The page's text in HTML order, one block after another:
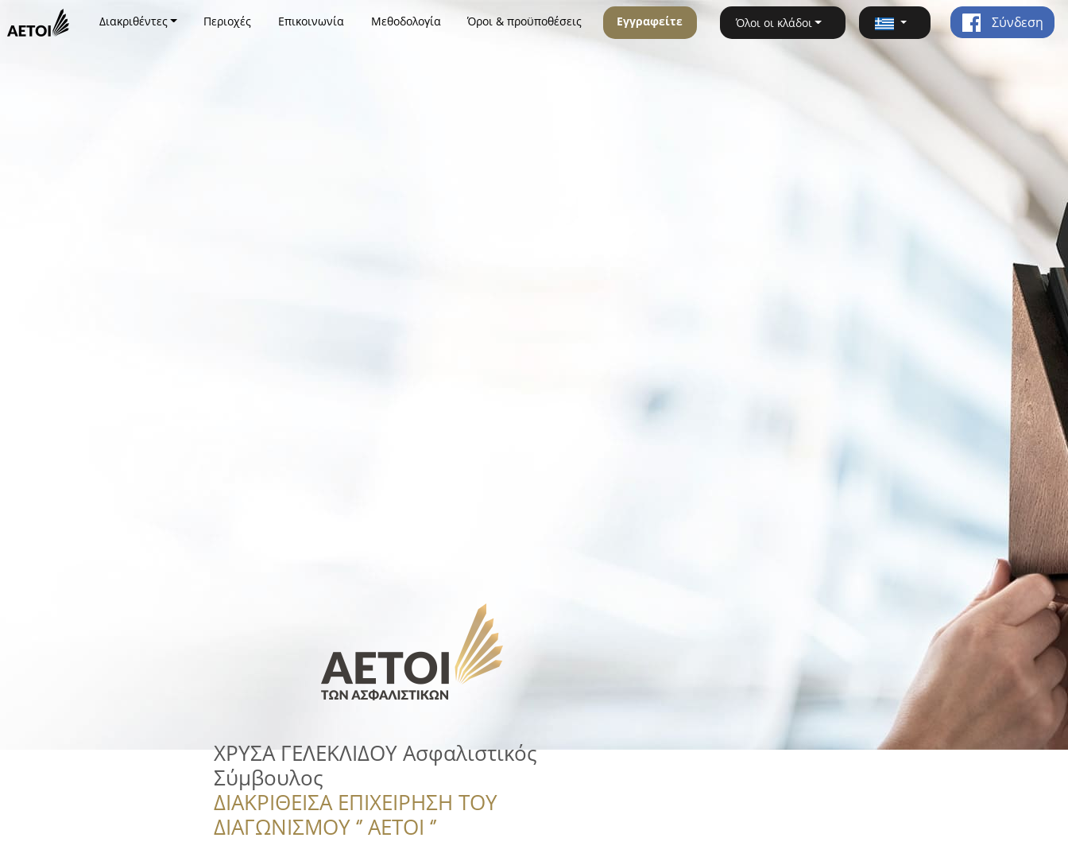
Διακριθέντες Περιοχές Επικοινωνία Μεθοδολογία Όροι & προϋποθέσεις Εγγραφείτε Όλοι οι κλάδοι Σύνδεση
ΧΡΥΣΑ ΓΕΛΕΚΛΙΔΟΥ Ασφαλιστικός
Σύμβουλος
ΔΙΑΚΡΙΘΕΙΣΑ ΕΠΙΧΕΙΡΗΣΗ ΤΟΥ
ΔΙΑΓΩΝΙΣΜΟΥ ‘’ ΑΕΤΟΙ ‘’